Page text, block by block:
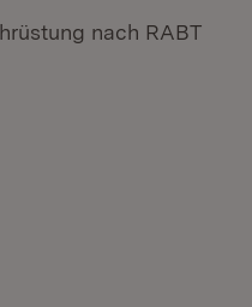
nach RABT